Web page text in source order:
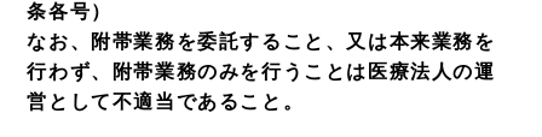
条各号）
なお、附帯業務を委託すること、又は本来業務を
行わず、附帯業務のみを行うことは医療法人の運
営として不適当であること。